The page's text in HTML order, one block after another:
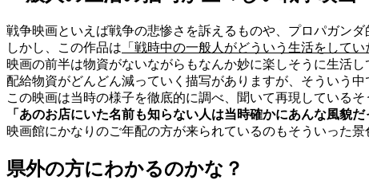
戦争映画といえば戦争の悲惨さを訴えるものや、プロパガン
しかし、この作品は 「戦時中の一般人がどういう生活をしてい
映画の前半は物資がないながらもなんか妙に楽しそうに生活し
配給物資がどんどん減っていく描写がありますが、そういう
この映画は当時の様子を徹底的に調べ、聞いて再現している
「あのお店にいた名前も知らない人は当時確かにあんな風貌だ
映画館にかなりのご年配の方が来られているのもそういった
県外の方にわかるのかな？